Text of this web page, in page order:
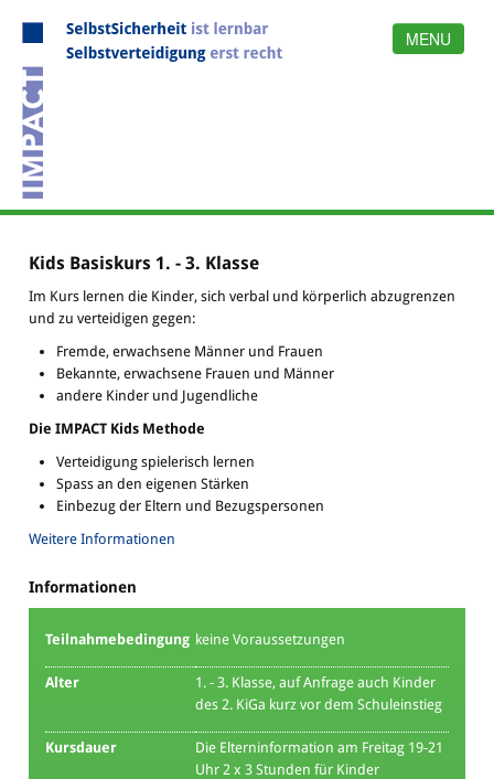
MENU
Kids Basiskurs 1. - 3. Klasse
Im Kurs lernen die Kinder, sich verbal und körperlich abzugrenzen
und zu verteidigen gegen:
Fremde, erwachsene Männer und Frauen
Bekannte, erwachsene Frauen und Männer
andere Kinder und Jugendliche
Die IMPACT Kids Methode
Verteidigung spielerisch lernen
Spass an den eigenen Stärken
Einbezug der Eltern und Bezugspersonen
Weitere Informationen
Informationen
Teilnahmebedingung keine Voraussetzungen
Alter
1. - 3. Klasse, auf Anfrage auch Kinder
des 2. KiGa kurz vor dem Schuleinstieg
Kursdauer
Die Elterninformation am Freitag 19-21
Uhr 2 x 3 Stunden für Kinder